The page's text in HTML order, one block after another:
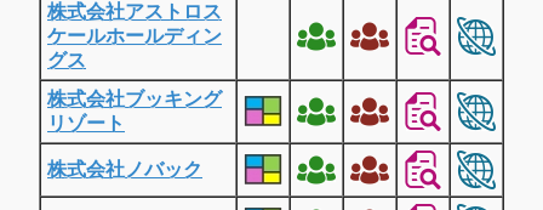
株式会社アストロス
ケールホールディン
グス
株式会社ブッキング
リゾート
株式会社ノバック